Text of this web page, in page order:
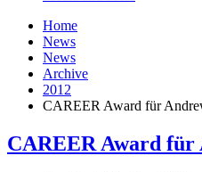
Home
News
News
Archive
2012
CAREER Award für
CAREER Award für